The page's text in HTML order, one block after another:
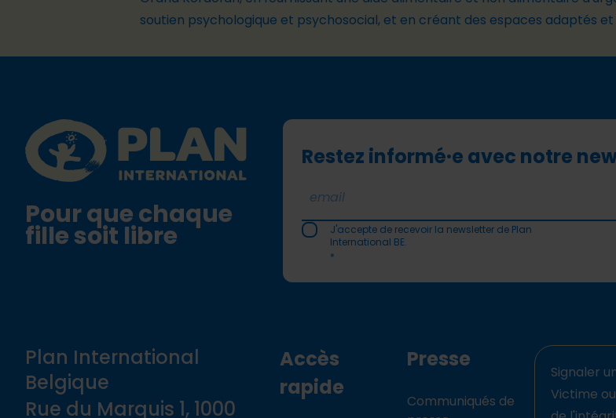
soutien psychologique et psychosocial, et en créant des espaces adaptés et
Plan International logo
Pour que chaque
fille soit libre
Restez informé·e avec notre
J'accepte de recevoir la newsletter de Plan
International BE.
*
Plan International
Belgique
Rue du Marquis 1, 1000
Accès
rapide
Presse
Communiqués de
Signaler
Victime